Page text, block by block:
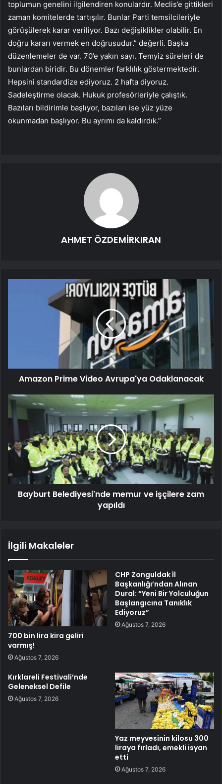
toplumun genelini ilgilendiren konulardır. Meclis’e gittikleri
zaman komitelerde tartışılır. Bunlar Parti temsilcileriyle
görüşülerek karar veriliyor. Bazı değişiklikler olabilir. En
doğru kararı vermek en doğrusudur.” değerli. Başka
düzenlemeler de var. 70’e yakın sayı. Temyiz süreleri de
bunlardan biridir. Bu dönemler farklılık göstermektedir.
Hepsini standardize ediyoruz. 2 hafta diyoruz.
Sadeleştirme olacak. Hukuk profesörleriyle çalıştık.
Bazıları bildirimle başlıyor, bazıları ise yüz yüze
okunmadan başlıyor. Bu ayrımı da kaldırdık.”
AHMET ÖZDEMİRKIRAN
Amazon Prime Video Avrupa'ya Odaklanacak
Bayburt Belediyesi'nde memur ve işçilere zam
yapıldı
İlgili Makaleler
700 bin lira kira geliri
varmış!
Ağustos 7, 2026
CHP Zonguldak İl
Başkanlığı’ndan Alınan
Dural: “Yeni Bir Yolculuğun
Başlangıcına Tanıklık
Ediyoruz”
Ağustos 7, 2026
Kırklareli Festivali’nde
Geleneksel Defile
Ağustos 7, 2026
Yaz meyvesinin kilosu 300
liraya fırladı, emekli isyan
etti
Ağustos 7, 2026